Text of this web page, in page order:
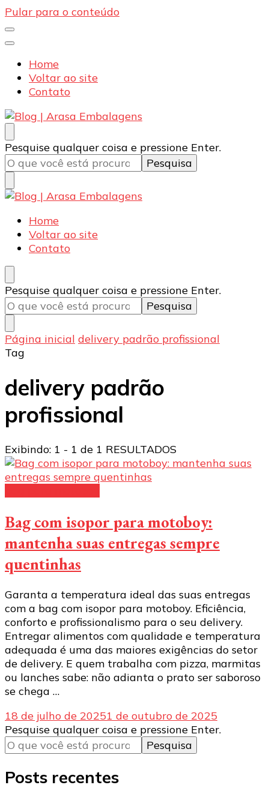
Pular para o conteúdo
Home
Voltar ao site
Contato
Blog | Arasa Embalagens
Confira conteúdos sobre embalagens para pizzas,
doces e salgados. Tudo para seu comércio com a
qualidade Arasa. Leia nossos conteúdos!
Procurando
algo?
Pesquise qualquer coisa e pressione Enter.
Blog | Arasa Embalagens
Confira conteúdos sobre embalagens para pizzas,
doces e salgados. Tudo para seu comércio com a
qualidade Arasa. Leia nossos conteúdos!
Home
Voltar ao site
Contato
Procurando
algo?
Pesquise qualquer coisa e pressione Enter.
Página inicial delivery padrão profissional
Tag
delivery padrão
profissional
Exibindo: 1 - 1 de 1 RESULTADOS
Bag com isopor para motoboy:
mantenha suas entregas sempre
quentinhas
Garanta a temperatura ideal das suas entregas
com a bag com isopor para motoboy. Eficiência,
conforto e profissionalismo para o seu delivery.
Entregar alimentos com qualidade e temperatura
adequada é uma das maiores exigências do setor
de delivery. E quem trabalha com pizza, marmitas
ou lanches sabe: não adianta o prato ser saboroso
se chega …
18 de julho de 20251 de outubro de 2025
Procurando
algo?
Pesquise qualquer coisa e pressione Enter.
Posts recentes